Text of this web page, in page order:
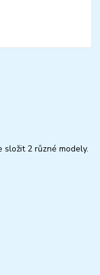
složit 2 různé modely.